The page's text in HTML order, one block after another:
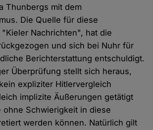
Thunbergs mit dem
Die Quelle für diese
Nachrichten", hat die
und sich bei Nuhr für
Berichterstattung entschuldigt.
Überprüfung stellt sich heraus,
expliziter Hitlervergleich
implizite Äußerungen getätigt
ohne Schwierigkeit in diese
werden können. Natürlich gilt